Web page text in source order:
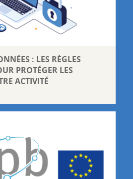
: LES RÈGLES
PROTÉGER LES
ACTIVITÉ